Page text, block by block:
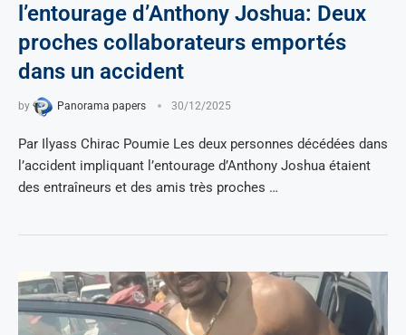
l’entourage d’Anthony Joshua: Deux
proches collaborateurs emportés
dans un accident
by Panorama papers 30/12/2025
Par Ilyass Chirac Poumie Les deux personnes décédées dans
l’accident impliquant l’entourage d’Anthony Joshua étaient
des entraîneurs et des amis très proches …